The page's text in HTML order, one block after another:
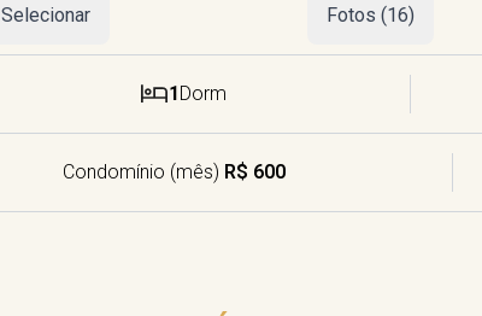
Selecionar Fotos (16)
1Dorm
Condomínio (mês) R$ 600